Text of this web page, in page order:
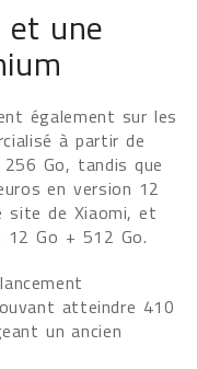
et une
également sur les
à partir de
Go, tandis que
en version 12
site de Xiaomi, et
Go + 512 Go.
atteindre 410
un ancien